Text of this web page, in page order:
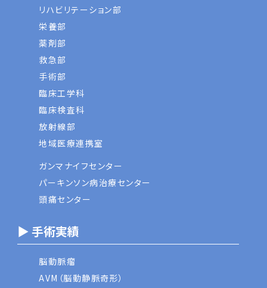
リハビリテーション部
栄養部
薬剤部
救急部
手術部
臨床工学科
臨床検査科
放射線部
地域医療連携室
ガンマナイフセンター
パーキンソン病治療センター
頭痛センター
▶ 手術実績
脳動脈瘤
AVM（脳動静脈奇形）